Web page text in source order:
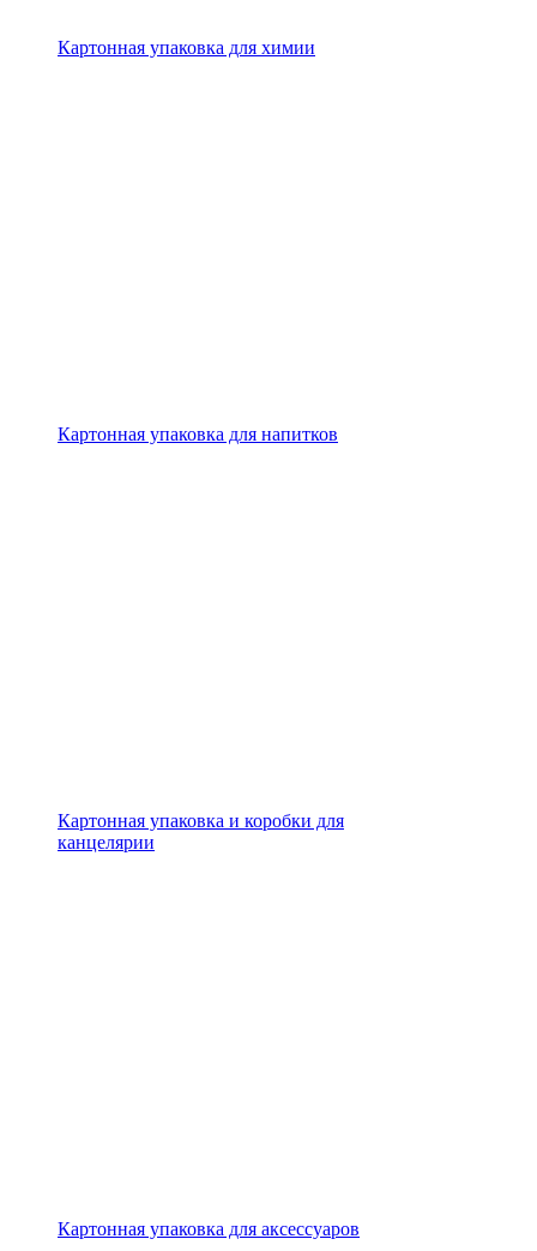
Картонная упаковка для химии
Картонная упаковка для напитков
Картонная упаковка и коробки для
канцелярии
Картонная упаковка для аксессуаров